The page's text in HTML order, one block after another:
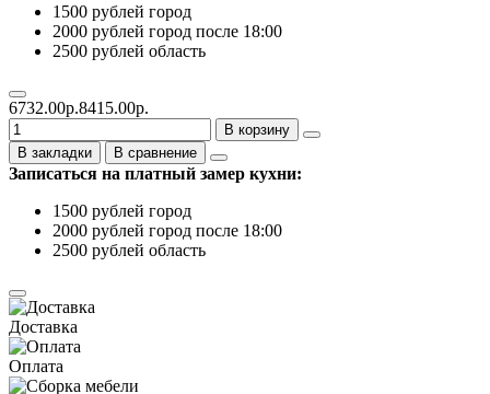
1500 рублей город
2000 рублей город после 18:00
2500 рублей область
6732.00р.8415.00р.
В корзину
В закладки
В сравнение
Записаться на платный замер кухни:
1500 рублей город
2000 рублей город после 18:00
2500 рублей область
Доставка
Оплата